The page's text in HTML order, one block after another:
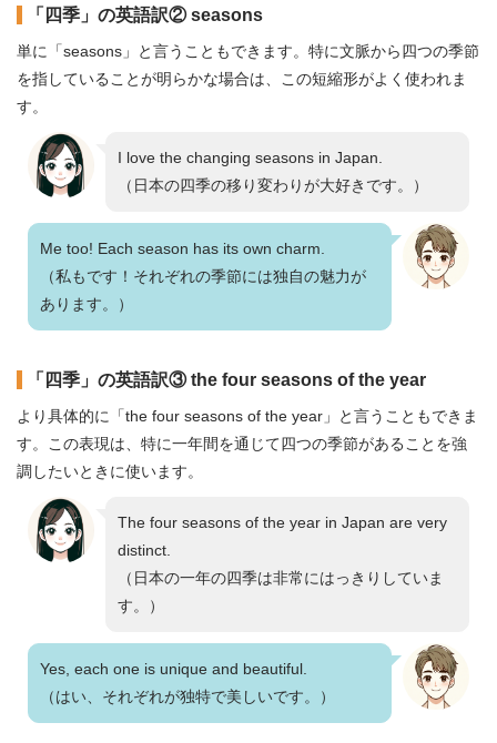
「四季」の英語訳② seasons
単に「seasons」と言うこともできます。特に文脈から四つの季節
を指していることが明らかな場合は、この短縮形がよく使われま
す。
I love the changing seasons in Japan.
（日本の四季の移り変わりが大好きです。）
Me too! Each season has its own charm.
（私もです！それぞれの季節には独自の魅力が
あります。）
「四季」の英語訳③ the four seasons of the year
より具体的に「the four seasons of the year」と言うこともできま
す。この表現は、特に一年間を通じて四つの季節があることを強
調したいときに使います。
The four seasons of the year in Japan are very
distinct.
（日本の一年の四季は非常にはっきりしていま
す。）
Yes, each one is unique and beautiful.
（はい、それぞれが独特で美しいです。）